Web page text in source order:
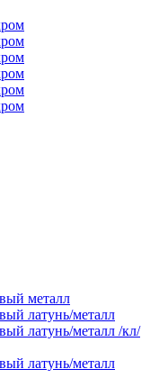
металл
латунь/металл
латунь/металл /кл/
латунь/металл